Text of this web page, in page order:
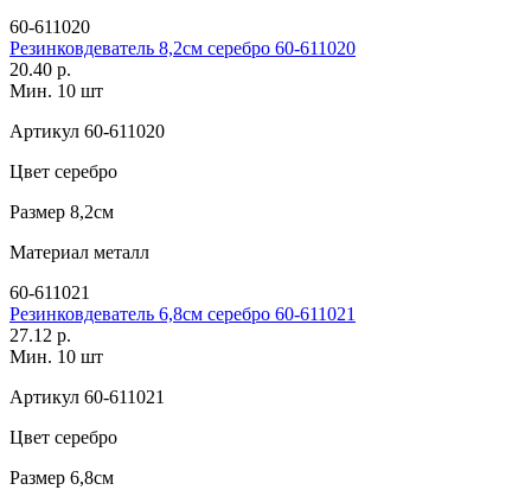
60-611020
Резинковдеватель 8,2см серебро 60-611020
20.40 р.
Мин. 10 шт
Артикул 60-611020
Цвет серебро
Размер 8,2см
Материал металл
60-611021
Резинковдеватель 6,8см серебро 60-611021
27.12 р.
Мин. 10 шт
Артикул 60-611021
Цвет серебро
Размер 6,8см